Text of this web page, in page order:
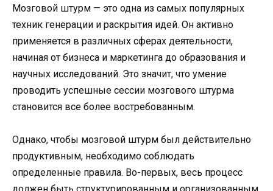
Мозговой штурм — это одна из самых популярных
техник генерации и раскрытия идей. Он активно
применяется в различных сферах деятельности,
начиная от бизнеса и маркетинга до образования и
научных исследований. Это значит, что умение
проводить успешные сессии мозгового штурма
становится все более востребованным.
Однако, чтобы мозговой штурм был действительно
продуктивным, необходимо соблюдать
определенные правила. Во-первых, весь процесс